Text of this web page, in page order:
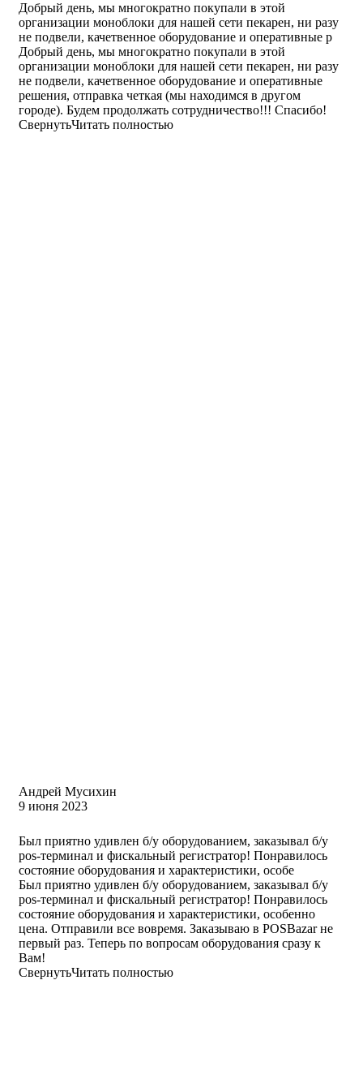
Добрый день, мы многократно покупали в этой
организации моноблоки для нашей сети пекарен, ни разу
не подвели, качетвенное оборудование и оперативные р
Добрый день, мы многократно покупали в этой
организации моноблоки для нашей сети пекарен, ни разу
не подвели, качетвенное оборудование и оперативные
решения, отправка четкая (мы находимся в другом
городе). Будем продолжать сотрудничество!!! Спасибо!
СвернутьЧитать полностью
Андрей Мусихин
9 июня 2023
Был приятно удивлен б/у оборудованием, заказывал б/у
pos-терминал и фискальный регистратор! Понравилось
состояние оборудования и характеристики, особе
Был приятно удивлен б/у оборудованием, заказывал б/у
pos-терминал и фискальный регистратор! Понравилось
состояние оборудования и характеристики, особенно
цена. Отправили все вовремя. Заказываю в POSBazar не
первый раз. Теперь по вопросам оборудования сразу к
Вам!
СвернутьЧитать полностью